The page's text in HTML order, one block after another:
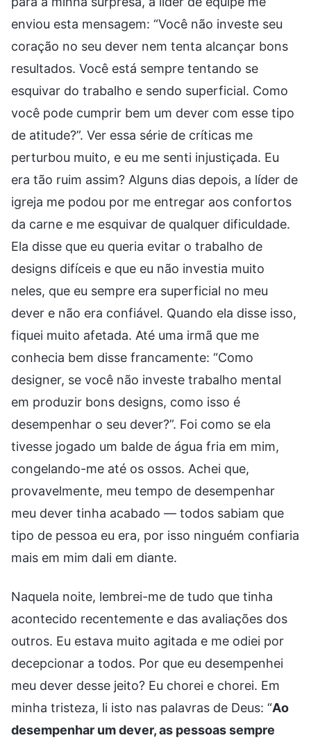
enviou esta mensagem: “Você não investe seu
coração no seu dever nem tenta alcançar bons
resultados. Você está sempre tentando se
esquivar do trabalho e sendo superficial. Como
você pode cumprir bem um dever com esse tipo
de atitude?”. Ver essa série de críticas me
perturbou muito, e eu me senti injustiçada. Eu
era tão ruim assim? Alguns dias depois, a líder de
igreja me podou por me entregar aos confortos
da carne e me esquivar de qualquer dificuldade.
Ela disse que eu queria evitar o trabalho de
designs difíceis e que eu não investia muito
neles, que eu sempre era superficial no meu
dever e não era confiável. Quando ela disse isso,
fiquei muito afetada. Até uma irmã que me
conhecia bem disse francamente: “Como
designer, se você não investe trabalho mental
em produzir bons designs, como isso é
desempenhar o seu dever?”. Foi como se ela
tivesse jogado um balde de água fria em mim,
congelando-me até os ossos. Achei que,
provavelmente, meu tempo de desempenhar
meu dever tinha acabado — todos sabiam que
tipo de pessoa eu era, por isso ninguém confiaria
mais em mim dali em diante.
Naquela noite, lembrei-me de tudo que tinha
acontecido recentemente e das avaliações dos
outros. Eu estava muito agitada e me odiei por
decepcionar a todos. Por que eu desempenhei
meu dever desse jeito? Eu chorei e chorei. Em
minha tristeza, li isto nas palavras de Deus: “Ao
desempenhar um dever, as pessoas sempre